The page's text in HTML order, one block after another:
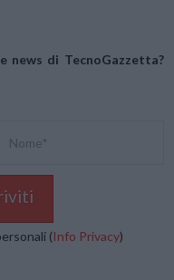
news di TecnoGazzetta?
(Info Privacy)